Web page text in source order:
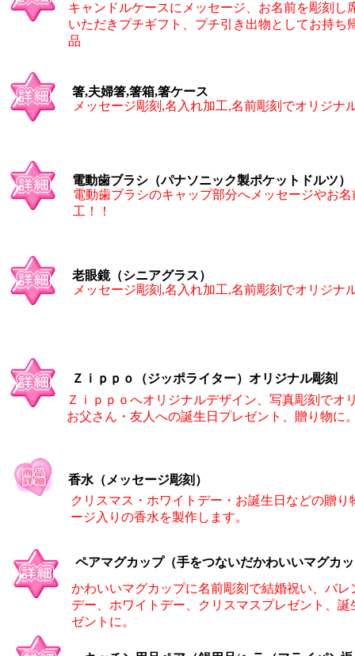
Ｚｉｐｐｏへオリジナルデザイン、写真彫刻でオ
お父さん・友人への誕生日プレゼント、贈り物に
箸,夫婦箸,箸箱,箸ケース
クリスマス・ホワイトデー・お誕生日などの贈
ージ入りの香水を製作します。
キャンドルケースにメッセージ、お名前を彫刻し
いただきプチギフト、プチ引き出物としてお持ち
品
メッセージ彫刻,名入れ加工,名前彫刻でオリジナ
老眼鏡（シニアグラス）
ペアマグカップ（手をつないだかわいいマグカ
かわいいマグカップに名前彫刻で結婚祝い、バレ
デー、ホワイトデー、クリスマスプレゼント、誕
ゼントに。
香水（メッセージ彫刻）
Ｚｉｐｐｏ（ジッポライター）オリジナル彫刻
電動歯ブラシのキャップ部分へメッセージやお
工！！
電動歯ブラシ（パナソニック製ポケットドルツ）
メッセージ彫刻,名入れ加工,名前彫刻でオリジナ